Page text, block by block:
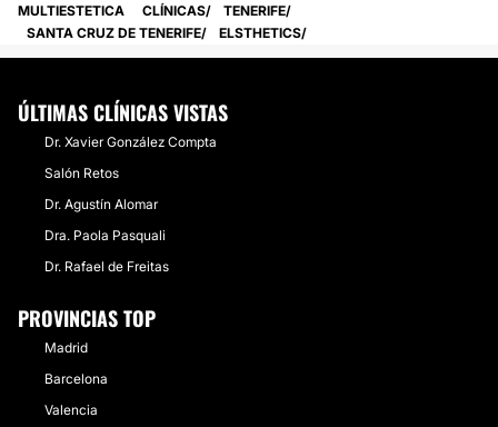
MULTIESTETICA CLÍNICAS
TENERIFE
SANTA CRUZ DE TENERIFE
ELSTHETICS
ÚLTIMAS CLÍNICAS VISTAS
Dr. Xavier González Compta
Salón Retos
Dr. Agustín Alomar
Dra. Paola Pasquali
Dr. Rafael de Freitas
PROVINCIAS TOP
Madrid
Barcelona
Valencia